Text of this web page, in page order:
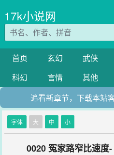
17k小说网
首页 玄幻 武侠
科幻
言情 其他
追看新章节，下载本站
字体 大 中 小
0020 冤家路窄比速度-